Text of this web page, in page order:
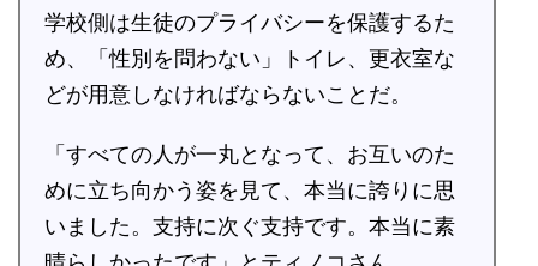
学校側は生徒のプライバシーを保護するた
め、「性別を問わない」トイレ、更衣室な
どが用意しなければならないことだ。
「すべての人が一丸となって、お互いのた
めに立ち向かう姿を見て、本当に誇りに思
いました。支持に次ぐ支持です。本当に素